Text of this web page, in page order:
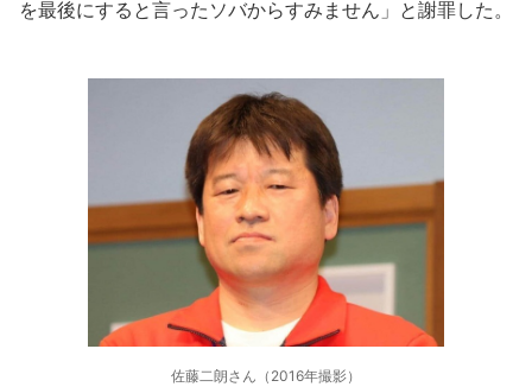
を最後にすると言ったソバからすみません」と謝罪した。
佐藤二朗さん（2016年撮影）